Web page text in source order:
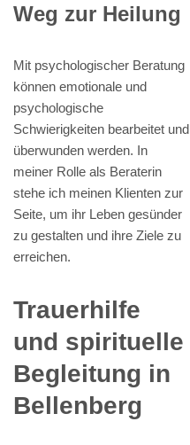
Weg zur Heilung
Mit psychologischer Beratung
können emotionale und
psychologische
Schwierigkeiten bearbeitet und
überwunden werden. In
meiner Rolle als Beraterin
stehe ich meinen Klienten zur
Seite, um ihr Leben gesünder
zu gestalten und ihre Ziele zu
erreichen.
Trauerhilfe
und spirituelle
Begleitung in
Bellenberg